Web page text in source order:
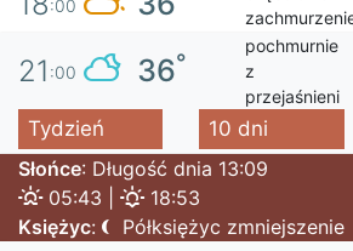
:00
21 :00 36°
pochmurnie
z
przejaśnieni
Tydzień 10 dni
Słońce: Długość dnia 13:09
05:43 |
18:53
Księżyc: Półksiężyc zmniejszenie